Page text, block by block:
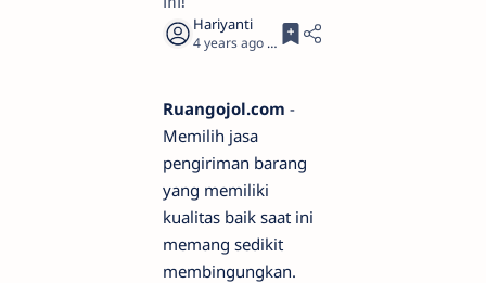
4 years ago 2
Ruangojol.com -
Memilih jasa
pengiriman barang
yang memiliki
kualitas baik saat ini
memang sedikit
membingungkan.